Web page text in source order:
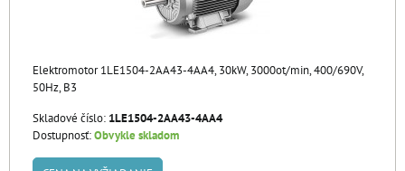
Elektromotor 1LE1504-2AA43-4AA4, 30kW, 3000ot/min, 400/690V,
50Hz, B3
Skladové číslo: 1LE1504-2AA43-4AA4
Dostupnosť:Obvykle skladom